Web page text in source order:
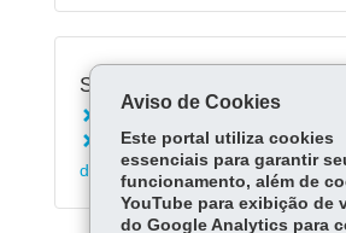
Serviços Relacionados:
Consultar telefones das
da Polícia Civil
Aviso de Cookies
Este portal utiliza cookies
essenciais para garantir
funcionamento, além de
YouTube para exibição de
do Google Analytics para